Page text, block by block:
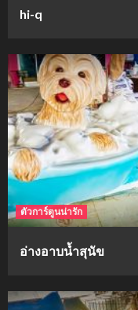
hi-q
ตัวการ์ตูนน่ารัก
อ่างอาบน้ำสุนัข